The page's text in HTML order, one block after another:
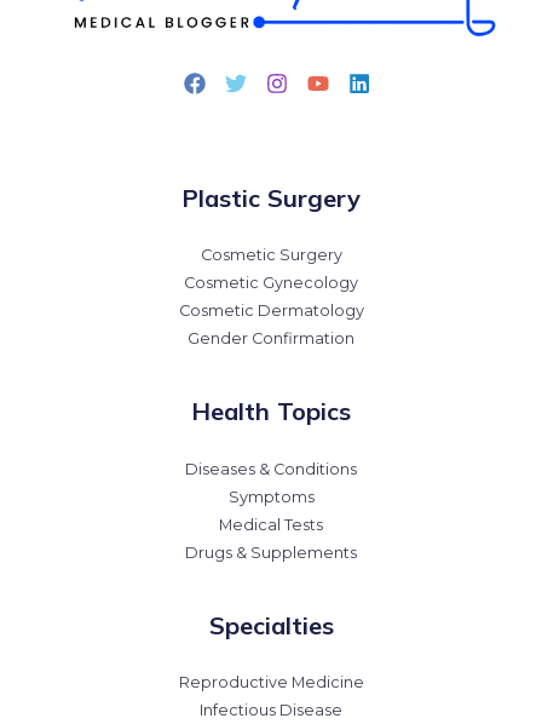
Plastic Surgery
Cosmetic Surgery
Cosmetic Gynecology
Cosmetic Dermatology
Gender Confirmation
Health Topics
Diseases & Conditions
Symptoms
Medical Tests
Drugs & Supplements
Specialties
Reproductive Medicine
Infectious Disease